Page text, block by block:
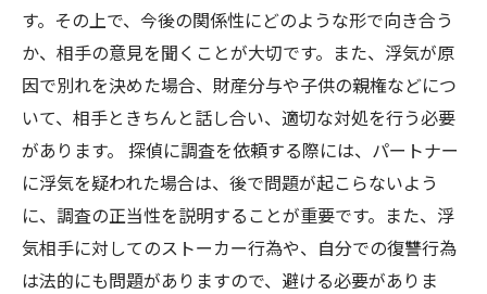
す。その上で、今後の関係性にどのような形で向き合う
か、相手の意見を聞くことが大切です。また、浮気が原
因で別れを決めた場合、財産分与や子供の親権などにつ
いて、相手ときちんと話し合い、適切な対処を行う必要
があります。 探偵に調査を依頼する際には、パートナー
に浮気を疑われた場合は、後で問題が起こらないよう
に、調査の正当性を説明することが重要です。また、浮
気相手に対してのストーカー行為や、自分での復讐行為
は法的にも問題がありますので、避ける必要がありま